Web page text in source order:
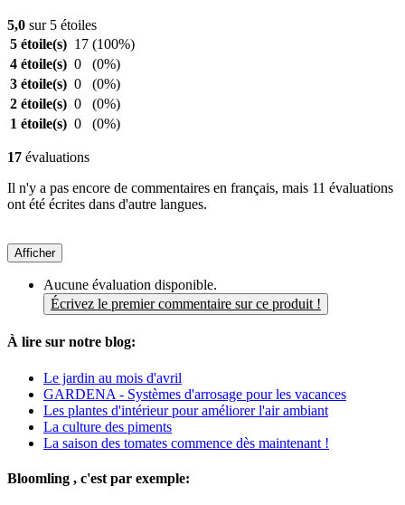
5,0 sur 5 étoiles
5 étoile(s) 17 (100%)
4 étoile(s) 0
(0%)
3 étoile(s) 0
(0%)
2 étoile(s) 0
(0%)
1 étoile(s) 0 (0%)
17 évaluations
Il n'y a pas encore de commentaires en français, mais 11 évaluations
ont été écrites dans d'autre langues.
Afficher
Aucune évaluation disponible.
Écrivez le premier commentaire sur ce produit !
À lire sur notre blog:
Le jardin au mois d'avril
GARDENA - Systèmes d'arrosage pour les vacances
Les plantes d'intérieur pour améliorer l'air ambiant
La culture des piments
La saison des tomates commence dès maintenant !
Bloomling , c'est par exemple: